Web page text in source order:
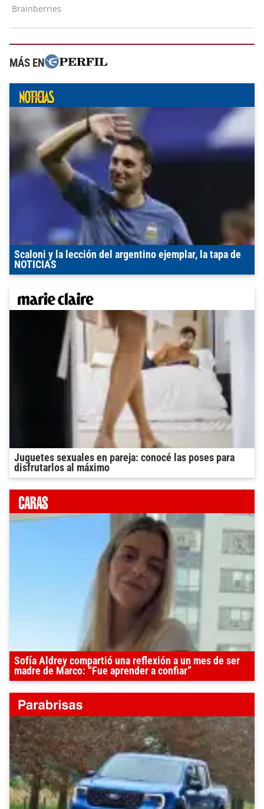
MÁS EN
Scaloni y la lección del argentino ejemplar, la tapa de
NOTICIAS
Juguetes sexuales en pareja: conocé las poses para
disfrutarlos al máximo
Sofía Aldrey compartió una reflexión a un mes de ser
madre de Marco: “Fue aprender a confiar”